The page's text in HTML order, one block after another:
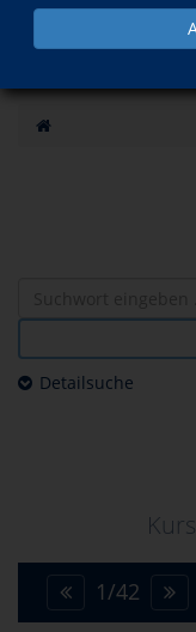
Detailsuche
1/42